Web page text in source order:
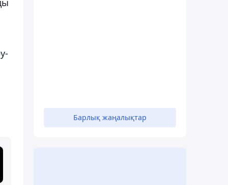
Барлық жаңалықтар